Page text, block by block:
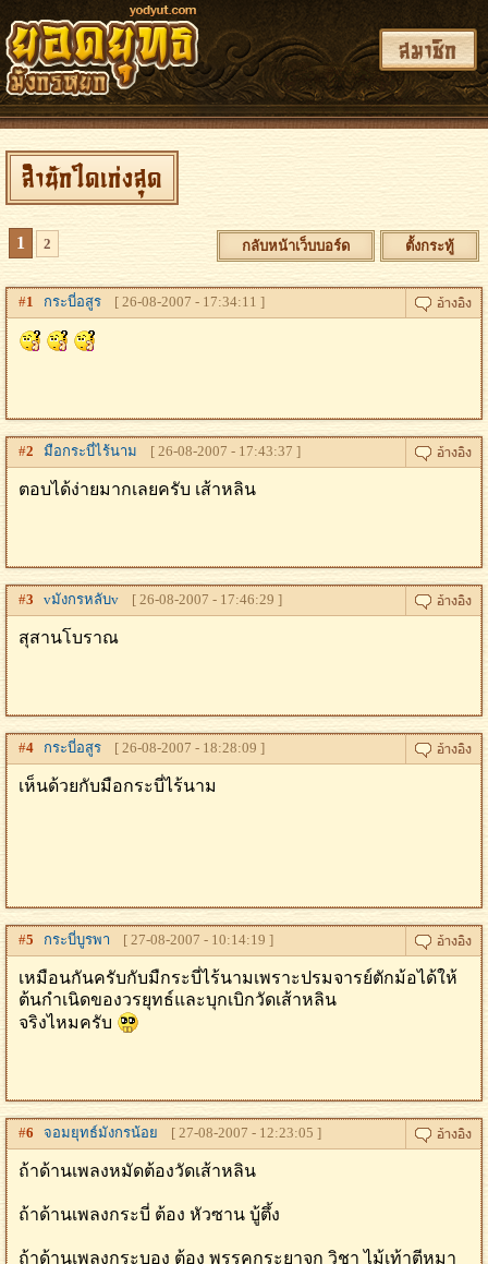
สมาชิก
สำนักใดเก่งสุด
1 2 กลับหน้าเว็บบอร์ด ตั้งกระทู้
#1 กระบี่อสูร [ 26-08-2007 - 17:34:11 ]
#2 มือกระบี่ไร้นาม [ 26-08-2007 - 17:43:37 ]
ตอบได้ง่ายมากเลยครับ เส้าหลิน
#3 vมังกรหลับv [ 26-08-2007 - 17:46:29 ]
สุสานโบราณ
#4 กระบี่อสูร [ 26-08-2007 - 18:28:09 ]
เห็นด้วยกับมือกระบี่ไร้นาม
#5 กระบี่บูรพา [ 27-08-2007 - 10:14:19 ]
เหมือนกันครับกับมืกระบี่ไร้นามเพราะปรมจารย์ตักม้อได้ให้
ต้นกำเนิดของวรยุทธ์และบุกเบิกวัดเส้าหลิน
จริงไหมครับ
#6 จอมยุทธ์มังกรน้อย [ 27-08-2007 - 12:23:05 ]
ถ้าด้านเพลงหมัดต้องวัดเส้าหลิน
ถ้าด้านเพลงกระบี่ ต้อง หัวซาน บู้ตึ้ง
ถ้าด้านเพลงกระบอง ต้อง พรรคกระยาจก วิชา ไม้เท้าตีหมา